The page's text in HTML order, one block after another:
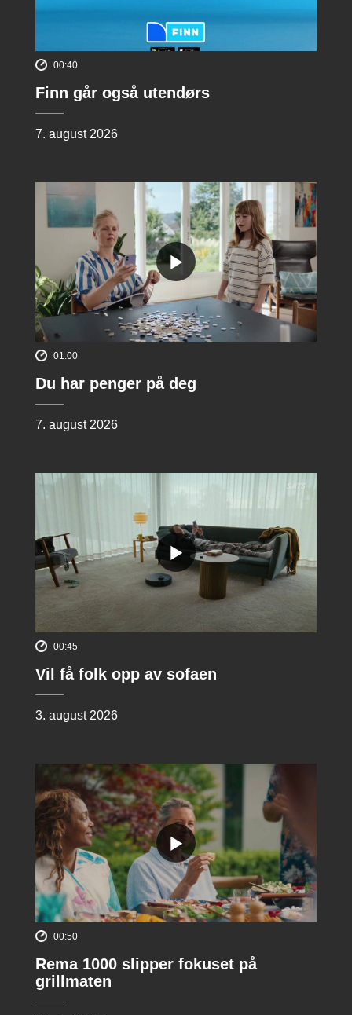
00:40
Finn går også utendørs
7. august 2026
01:00
Du har penger på deg
7. august 2026
00:45
Vil få folk opp av sofaen
3. august 2026
00:50
Rema 1000 slipper fokuset på
grillmaten